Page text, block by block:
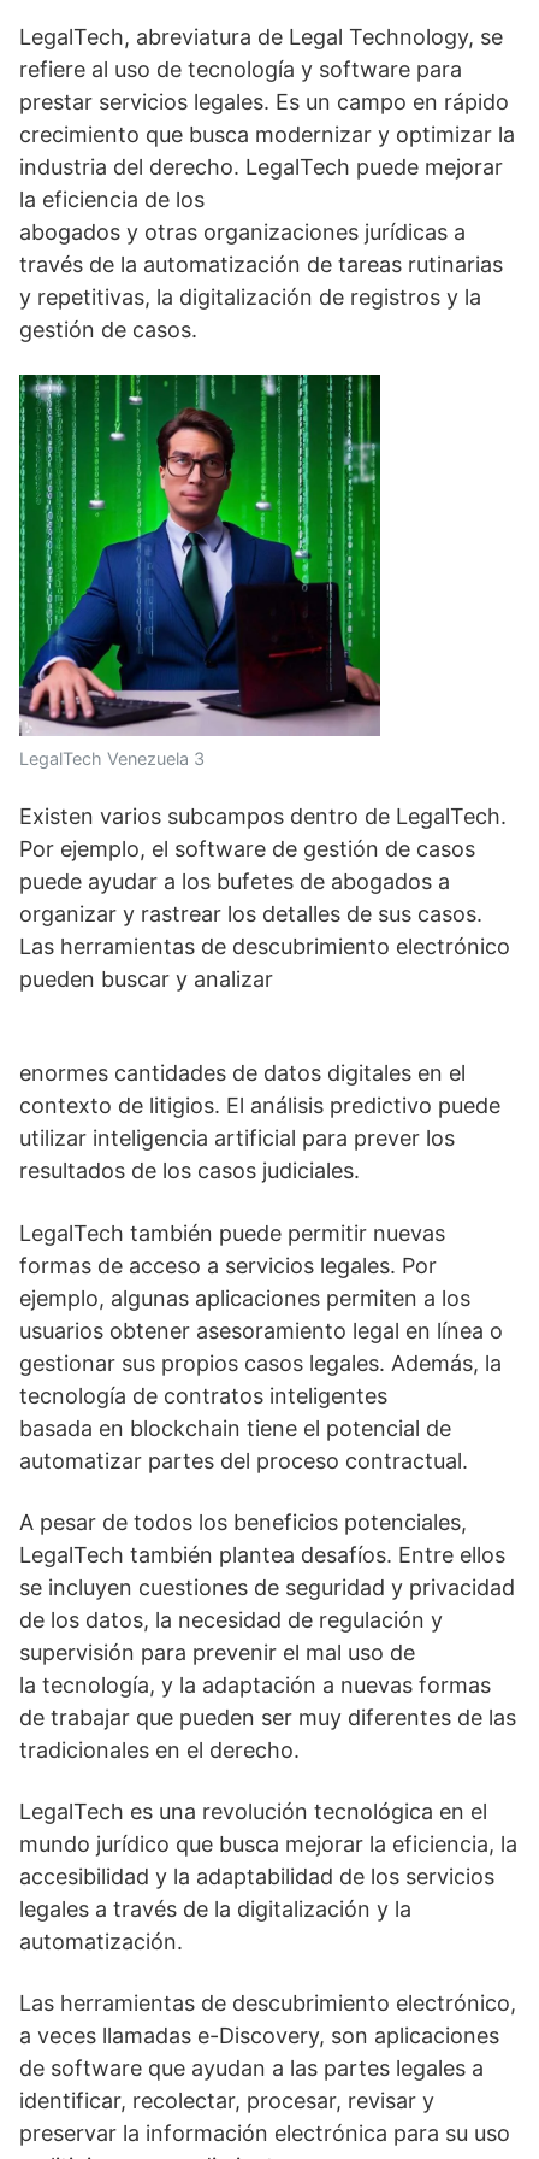
w
t
t
e
r
k
d
I
n
i
l
t
A
p
p
e
a
m
LegalTech, abreviatura de Legal Technology, se
refiere al uso de tecnología y software para
prestar servicios legales. Es un campo en rápido
crecimiento que busca modernizar y optimizar la
industria del derecho. LegalTech puede mejorar
la eficiencia de los
abogados y otras organizaciones jurídicas a
través de la automatización de tareas rutinarias
y repetitivas, la digitalización de registros y la
gestión de casos.
LegalTech Venezuela 3
Existen varios subcampos dentro de LegalTech.
Por ejemplo, el software de gestión de casos
puede ayudar a los bufetes de abogados a
organizar y rastrear los detalles de sus casos.
Las herramientas de descubrimiento electrónico
pueden buscar y analizar
enormes cantidades de datos digitales en el
contexto de litigios. El análisis predictivo puede
utilizar inteligencia artificial para prever los
resultados de los casos judiciales.
LegalTech también puede permitir nuevas
formas de acceso a servicios legales. Por
ejemplo, algunas aplicaciones permiten a los
usuarios obtener asesoramiento legal en línea o
gestionar sus propios casos legales. Además, la
tecnología de contratos inteligentes
basada en blockchain tiene el potencial de
automatizar partes del proceso contractual.
A pesar de todos los beneficios potenciales,
LegalTech también plantea desafíos. Entre ellos
se incluyen cuestiones de seguridad y privacidad
de los datos, la necesidad de regulación y
supervisión para prevenir el mal uso de
la tecnología, y la adaptación a nuevas formas
de trabajar que pueden ser muy diferentes de las
tradicionales en el derecho.
LegalTech es una revolución tecnológica en el
mundo jurídico que busca mejorar la eficiencia, la
accesibilidad y la adaptabilidad de los servicios
legales a través de la digitalización y la
automatización.
Las herramientas de descubrimiento electrónico,
a veces llamadas e-Discovery, son aplicaciones
de software que ayudan a las partes legales a
identificar, recolectar, procesar, revisar y
preservar la información electrónica para su uso